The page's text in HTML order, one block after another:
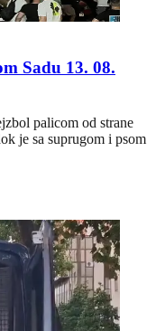
Sadu 13. 08.
palicom od strane
je sa suprugom i psom